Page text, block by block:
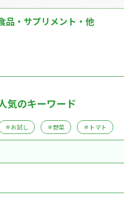
品・サプリメント・他
気のキーワード
＃お試し ＃野菜 ＃トマト